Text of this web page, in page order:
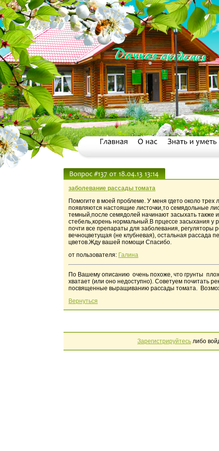
заболевание рассады томата
Помогите в моей проблеме. У меня гдето около
появляются настоящие листочки,то семядольные
темный,после семядолей начинают засыхать также
стебель,корень нормальный.В прцессе засыхания у
почти все препараты для заболевания, регуляторы
вечноцветущая (не клубневая), остальная рассада
цветов.Жду вашей помощи Спасибо.
от пользователя: Галина
По Вашему описанию очень похоже, что грунты
хватает (или оно недоступно). Советуем почитать
посвященные выращиванию рассады томата.
Вернуться
Зарегистрируйтесь либо